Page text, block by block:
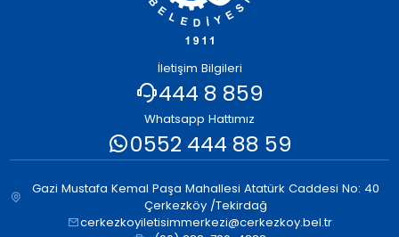
İletişim Bilgileri
444 8 859
Whatsapp Hattımız
0552 444 88 59
Gazi Mustafa Kemal Paşa Mahallesi Atatürk Caddesi No: 40
Çerkezköy /Tekirdağ
cerkezkoyiletisimmerkezi@cerkezkoy.bel.tr